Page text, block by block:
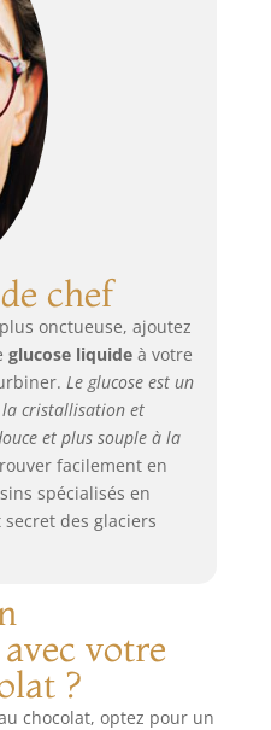
chef
onctueuse, ajoutez
glucose liquideà votre
Le glucose est un
la cristallisation et
et plus souple à la
facilement en
spécialisés en
secret des glaciers
votre
?
chocolat, optez pour un